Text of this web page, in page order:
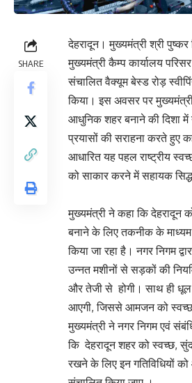
SHARE
देहरादून। मुख्यमंत्री श्री
मुख्यमंत्री कैम्प कार्यालय परिसर
संचालित वैक्यूम बेस्ड रोड़
किया। इस अवसर पर
आधुनिक शहर बनाने की दिशा में
प्रयासों की सराहना करते हुए
आधारित यह पहल राष्ट्रीय
को साकार करने में सहायक सिद्ध
मुख्यमंत्री ने कहा कि देहरादून
बनाने के लिए तकनीक के
किया जा रहा है। नगर निगम
उन्नत मशीनों से सड़कों की
और तेजी से होगी। साथ ही
आएगी, जिससे आमजन को स्वच्छ
मुख्यमंत्री ने नगर निगम एवं
कि देहरादून शहर को स्वच्छ,
रखने के लिए इन गतिविधियों